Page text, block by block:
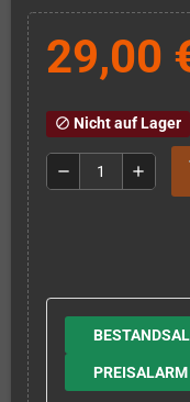
29,00
block Nicht auf Lager
remove add